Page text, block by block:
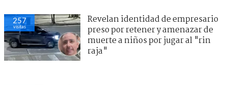
257
visitas
Revelan identidad de empresario
preso por retener y amenazar de
muerte a niños por jugar al "rin
raja"